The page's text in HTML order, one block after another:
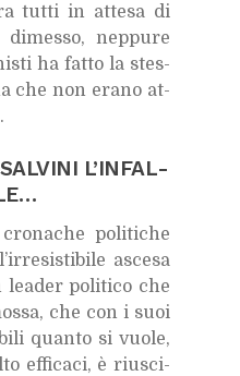
tut­ti in at­te­sa di
nep­pu­re
ha fat­to la stes­
che non era­no at­
SAL­VI­NI L’IN­FAL­
po­li­ti­che
asce­sa
lea­der po­li­ti­co che
che con i suoi
quan­to si vuo­le,
ef­fi­ca­ci, è riu­sci­